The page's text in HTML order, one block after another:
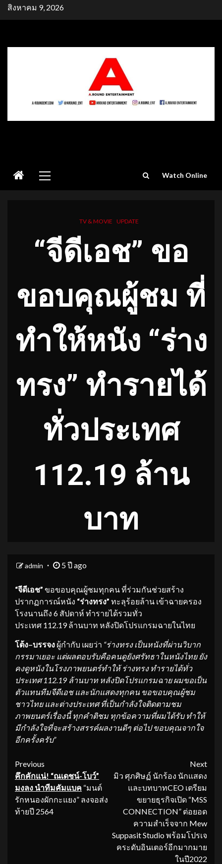
Skipสิงหาคม 9, 2026
Menu
Watch Online
TV & MOVIE UPDATE
“จีดีเอช” ขอ
ขอบคุณผู้ชม ที่
ทำให้หนัง “ร่าง
ทรง” ทำรายได้
ทั่วประเทศ
112.19 ล้าน
บาท
admin 5 ปี ago
“จีดีเอช” ขอขอบคุณผู้ชมทุกคน ที่ร่วมกันช่วยสร้าง
ปรากฏการณ์หนัง “ร่างทรง” ทะลุร้อยล้าน เข้าฉายครอง
โรงนานถึง 6 สัปดาห์ ทำรายได้รวมทั่ว
ประเทศ 112.19 ล้านบาท หลังปิดโปรแกรมฉายในไทย
โต้ง–บรรจง ผู้กำกับ เผยว่า “ร่างทรง เป็นหนังที่ผ่านวิบาก
กรรมาเยอะ แต่ผลตอบรับคือคนดูยังศรัทธาในหนังไทย ยัง
คงดูหนังในโรงภาพยนตร์ทำให้ ร่างทรง ทำรายได้ทั่ว
ประเทศ112.19 ล้านบาทหลังปิดโปรแกรมฉายผมขอเป็น
ตัวแทนทีมจีดีเอช และนักแสดงทุกคน ขอขอบคุณผู้ชม
ชาวไทย และต่างประเทศ ที่เป็นกำลังใจติดตามชม
ภาพยนตร์เรื่องนี้ทุกคำติชม ทุกข้อความที่ผมได้รับ ทำให้
มีกำลังใจที่จะสร้างสรรค์ผลงานดีๆ ต่อไป ขอบคุณจากใจ
อีกครั้งครับ”
Continue
Reading
Previous
คึกคักแน่! “ณเดชน์-โบว์”
มงลง นำทีมคัมแบค “มนต์
รักหนองผักกะแยง” ลงจอส่ง
ท้ายปี 2564
Next
มิว ศุภศิษฏ์ นักร้อง นักแสดง
และบทบาทCEO เตรียม
ขยายธุรกิจเปิด “MSS
CONNECTION” ต่อยอด
ความสำเร็จจาก Mew
Suppasit Studio พร้อมโปรเจ
คระดับอินเตอร์อีกมากมาย
ในปี2022